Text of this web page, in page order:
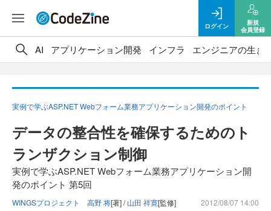
ログイン
新規
会員登録
AI アプリケーション開発 インフラ エンジニアの生き
実例で学ぶASP.NET Webフォーム業務アプリケーション開発のポイント
データの整合性を確保するためのト
ランザクション制御
実例で学ぶASP.NET Webフォーム業務アプリケーション開
発のポイント 第5回
WINGSプロジェクト 高野 将[著] /山田 祥寛[監修] 2012/08/07 14:00